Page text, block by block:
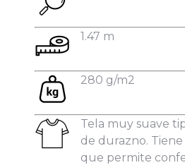
1.47 m
280 g/m2
Tela muy suave
de durazno.
que permite